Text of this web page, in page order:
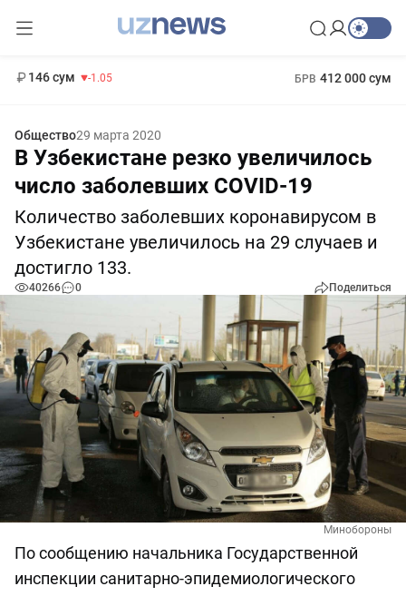
146 сум -1.05 БРВ 412 000 сум
Общество29 марта 2020
В Узбекистане резко увеличилось
число заболевших COVID-19
Количество заболевших коронавирусом в
Узбекистане увеличилось на 29 случаев и
достигло 133.
40266 0 Поделиться
Минобороны
По сообщению начальника Государственной
инспекции санитарно-эпидемиологического